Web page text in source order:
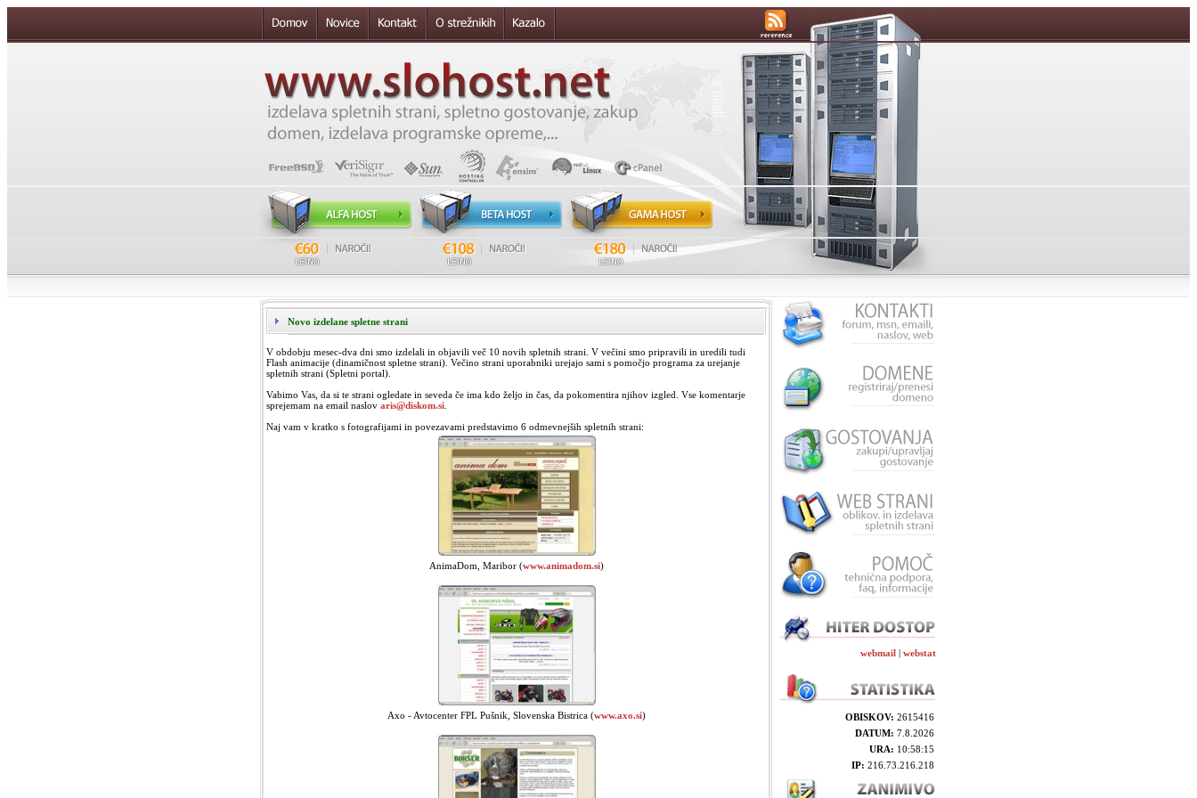
Novo izdelane spletne strani
V obdobju mesec-dva dni smo izdelali in objavili več 10 novih spletnih strani. V večini smo pripravili in uredili tudi
Flash animacije (dinamičnost spletne strani). Večino strani uporabniki urejajo sami s pomočjo programa za urejanje
spletnih strani (Spletni portal).
Vabimo Vas, da si te strani ogledate in seveda če ima kdo željo in čas, da pokomentira njihov izgled. Vse komentarje
sprejemam na email naslov aris@diskom.si
Naj vam v kratko s fotografijami in povezavami predstavimo 6 odmevnejših spletnih strani:
AnimaDom, Maribor (www.animadom.si)
Axo - Avtocenter FPL Pušnik, Slovenska Bistrica (www.axo.si)
webmail | webstat
OBISKOV: 2615416
DATUM: 7.8.2026
URA: 10:58:15
IP: 216.73.216.218